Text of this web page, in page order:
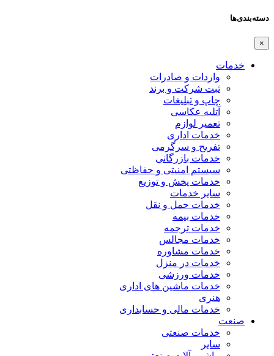
دسته‌بندی‌ها
×
خدمات
واردات و صادرات
ثبت شرکت و برند
چاپ و تبلیغات
آتلیه عکاسی
تعمیر لوازم
خدمات اداری
تفریح و سرگرمی
خدمات بازرگانی
سیستم امنیتی و حفاظتی
خدمات پخش و توزیع
سایر خدمات
خدمات حمل و نقل
خدمات بیمه
خدمات ترجمه
خدمات مجالس
خدمات مشاوره
خدمات در منزل
خدمات ورزشی
خدمات ماشین های اداری
هنری
خدمات مالی و حسابداری
صنعت
خدمات صنعتی
سایر